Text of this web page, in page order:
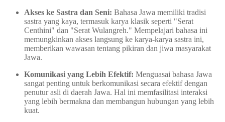
Akses ke Sastra dan Seni: Bahasa Jawa memiliki tradisi
sastra yang kaya, termasuk karya klasik seperti "Serat
Centhini" dan "Serat Wulangreh." Mempelajari bahasa ini
memungkinkan akses langsung ke karya-karya sastra ini,
memberikan wawasan tentang pikiran dan jiwa masyarakat
Jawa.
Komunikasi yang Lebih Efektif: Menguasai bahasa Jawa
sangat penting untuk berkomunikasi secara efektif dengan
penutur asli di daerah Jawa. Hal ini memfasilitasi interaksi
yang lebih bermakna dan membangun hubungan yang lebih
kuat.